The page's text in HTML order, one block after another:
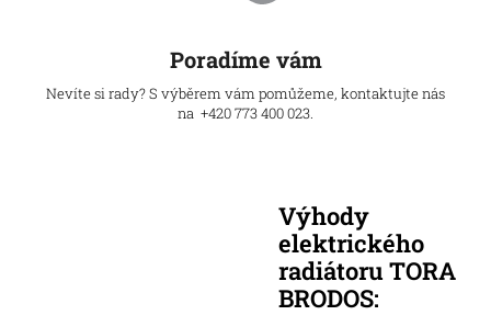
Poradíme vám
Nevíte si rady? S výběrem vám pomůžeme, kontaktujte nás
na +420 773 400 023.
Výhody
elektrického
radiátoru TORA
BRODOS: